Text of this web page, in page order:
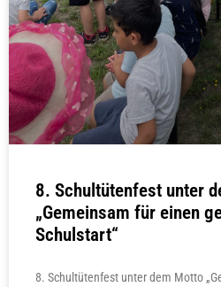
8. Schultütenfest unter
„Gemeinsam für einen
Schulstart“
8. Schultütenfest unter dem Motto